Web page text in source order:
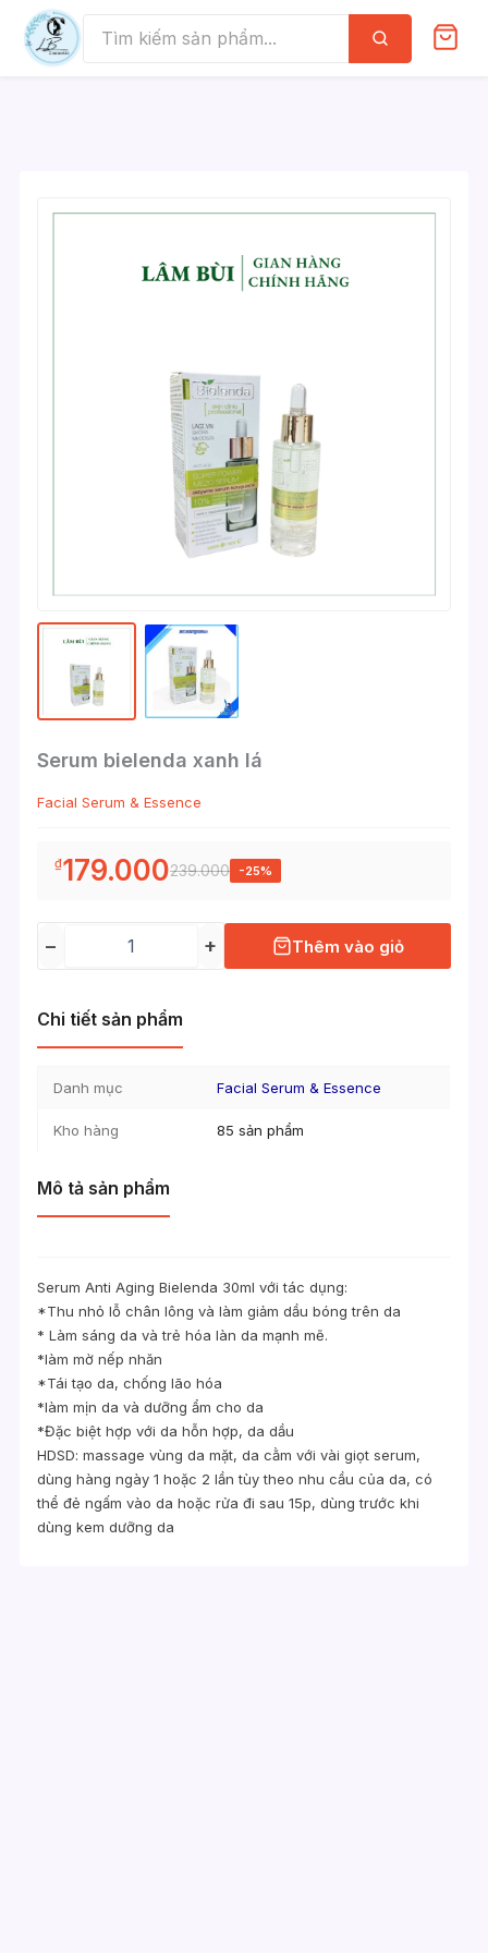
Skip
content
Tìm
kiếm
Serum bielenda xanh lá
Facial Serum & Essence
₫179.000239.000 -25%
− + Thêm vào giỏ
Chi tiết sản phẩm
Danh mục Facial Serum & Essence
Kho hàng 85 sản phẩm
Mô tả sản phẩm
Serum Anti Aging Bielenda 30ml với tác dụng:
*Thu nhỏ lỗ chân lông và làm giảm dầu bóng trên da
* Làm sáng da và trẻ hóa làn da mạnh mẽ.
*làm mờ nếp nhăn
*Tái tạo da, chống lão hóa
*làm mịn da và dưỡng ẩm cho da
*Đặc biệt hợp với da hỗn hợp, da dầu
HDSD: massage vùng da mặt, da cằm với vài giọt serum,
dùng hàng ngày 1 hoặc 2 lần tùy theo nhu cầu của da, có
thể đẻ ngấm vào da hoặc rửa đi sau 15p, dùng trước khi
dùng kem dưỡng da